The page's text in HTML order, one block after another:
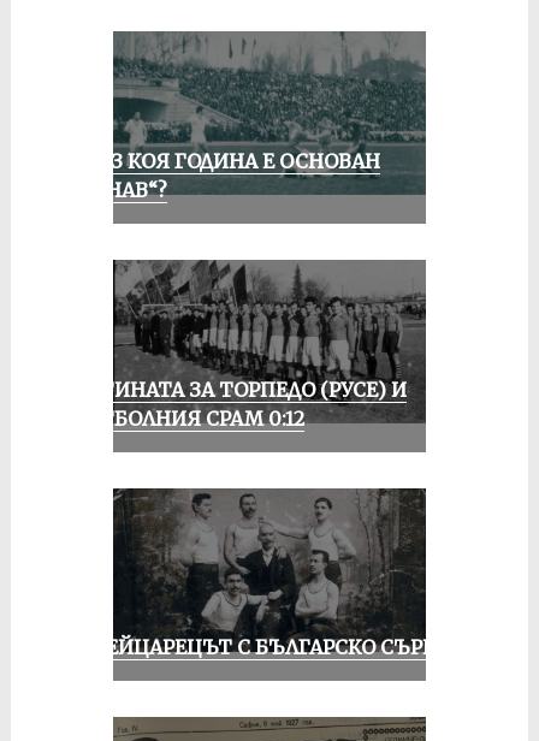
ПРЕЗ КОЯ ГОДИНА Е ОСНОВАН
„ДУНАВ“?
ИСТИНАТА ЗА ТОРПЕДО (РУСЕ) И
ФУТБОЛНИЯ СРАМ 0:12
ШВЕЙЦАРЕЦЪТ С БЪЛГАРСКО СЪРЦЕ